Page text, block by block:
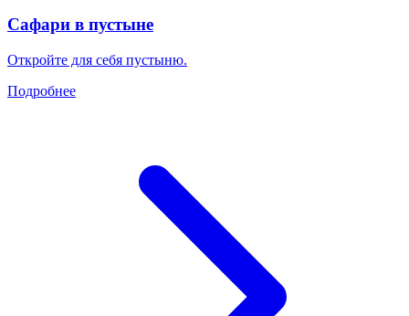
Сафари в пустыне
Откройте для себя пустыню.
Подробнее